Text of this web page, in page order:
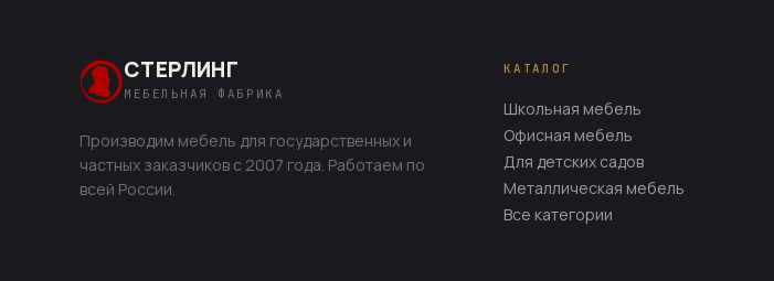
СТЕРЛИНГ
МЕБЕЛЬНАЯ ФАБРИКА
Производим мебель для государственных и
частных заказчиков с 2007 года. Работаем по
всей России.
КАТАЛОГ
Школьная мебель
Офисная мебель
Для детских садов
Металлическая мебель
Все категории